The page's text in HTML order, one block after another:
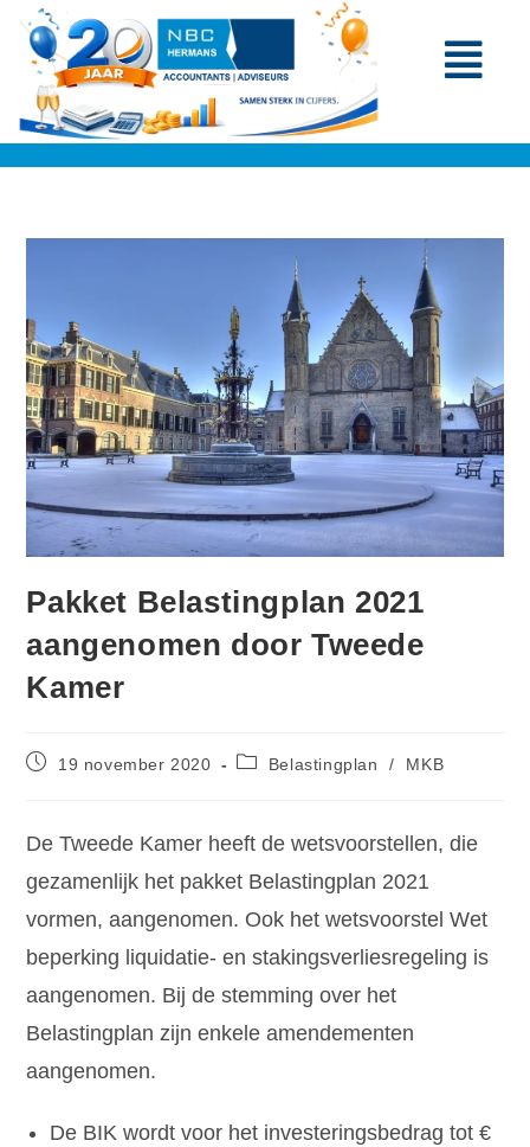
Pakket Belastingplan 2021
aangenomen door Tweede
Kamer
19 november 2020 Belastingplan / MKB
De Tweede Kamer heeft de wetsvoorstellen, die
gezamenlijk het pakket Belastingplan 2021
vormen, aangenomen. Ook het wetsvoorstel Wet
beperking liquidatie- en stakingsverliesregeling is
aangenomen. Bij de stemming over het
Belastingplan zijn enkele amendementen
aangenomen.
De BIK wordt voor het investeringsbedrag tot €